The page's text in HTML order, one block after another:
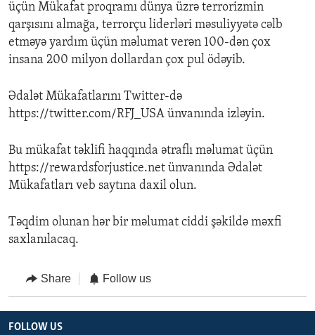
üçün Mükafat proqramı dünya üzrə terrorizmin
qarşısını almağa, terrorçu liderləri məsuliyyətə cəlb
etməyə yardım üçün məlumat verən 100-dən çox
insana 200 milyon dollardan çox pul ödəyib.
Ədalət Mükafatlarını Twitter-də
https://twitter.com/RFJ_USA ünvanında izləyin.
Bu mükafat təklifi haqqında ətraflı məlumat üçün
https://rewardsforjustice.net ünvanında Ədalət
Mükafatları veb saytına daxil olun.
Təqdim olunan hər bir məlumat ciddi şəkildə məxfi
saxlanılacaq.
Share Follow us
FOLLOW US